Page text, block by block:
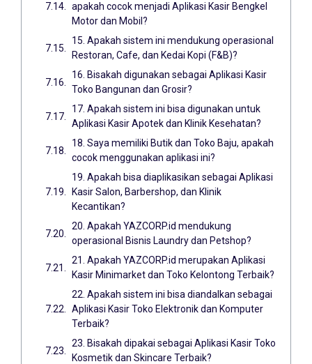
apakah cocok menjadi Aplikasi Kasir Bengkel
Motor dan Mobil?
15. Apakah sistem ini mendukung operasional
Restoran, Cafe, dan Kedai Kopi (F&B)?
16. Bisakah digunakan sebagai Aplikasi Kasir
Toko Bangunan dan Grosir?
17. Apakah sistem ini bisa digunakan untuk
Aplikasi Kasir Apotek dan Klinik Kesehatan?
18. Saya memiliki Butik dan Toko Baju, apakah
cocok menggunakan aplikasi ini?
19. Apakah bisa diaplikasikan sebagai Aplikasi
Kasir Salon, Barbershop, dan Klinik
Kecantikan?
20. Apakah YAZCORP.id mendukung
operasional Bisnis Laundry dan Petshop?
21. Apakah YAZCORP.id merupakan Aplikasi
Kasir Minimarket dan Toko Kelontong Terbaik?
22. Apakah sistem ini bisa diandalkan sebagai
Aplikasi Kasir Toko Elektronik dan Komputer
Terbaik?
23. Bisakah dipakai sebagai Aplikasi Kasir Toko
Kosmetik dan Skincare Terbaik?